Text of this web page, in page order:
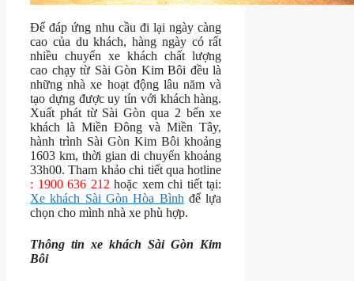
Để đáp ứng nhu cầu đi lại ngày càng
cao của du khách, hàng ngày có rất
nhiều chuyến xe khách chất lượng
cao chạy từ Sài Gòn Kim Bôi đều là
những nhà xe hoạt động lâu năm và
tạo dựng được uy tín với khách hàng.
Xuất phát từ Sài Gòn qua 2 bến xe
khách là Miền Đông và Miền Tây,
hành trình Sài Gòn Kim Bôi khoảng
1603 km, thời gian di chuyển khoảng
33h00. Tham khảo chi tiết qua hotline
: 1900 636 212 hoặc xem chi tiết tại:
Xe khách Sài Gòn Hòa Bình để lựa
chọn cho mình nhà xe phù hợp.
Thông tin xe khách Sài Gòn Kim
Bôi